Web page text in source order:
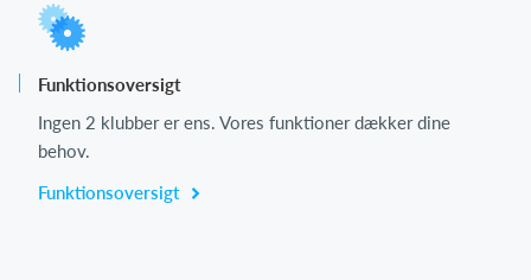
Funktionsoversigt
Ingen 2 klubber er ens. Vores funktioner dækker dine
behov.
Funktionsoversigt